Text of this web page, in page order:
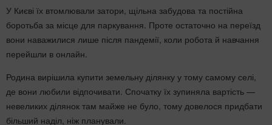
У Києві їх втомлювали затори, щільна забудова та постійна
боротьба за місце для паркування. Проте остаточно на переїзд
вони наважилися лише після пандемії, коли робота й навчання
перейшли в онлайн.
Родина вирішила купити земельну ділянку у тому самому селі,
де вони любили відпочивати. Спочатку їх зупиняла вартість —
невеликих ділянок там майже не було, тому довелося придбати
більший наділ, ніж планували.